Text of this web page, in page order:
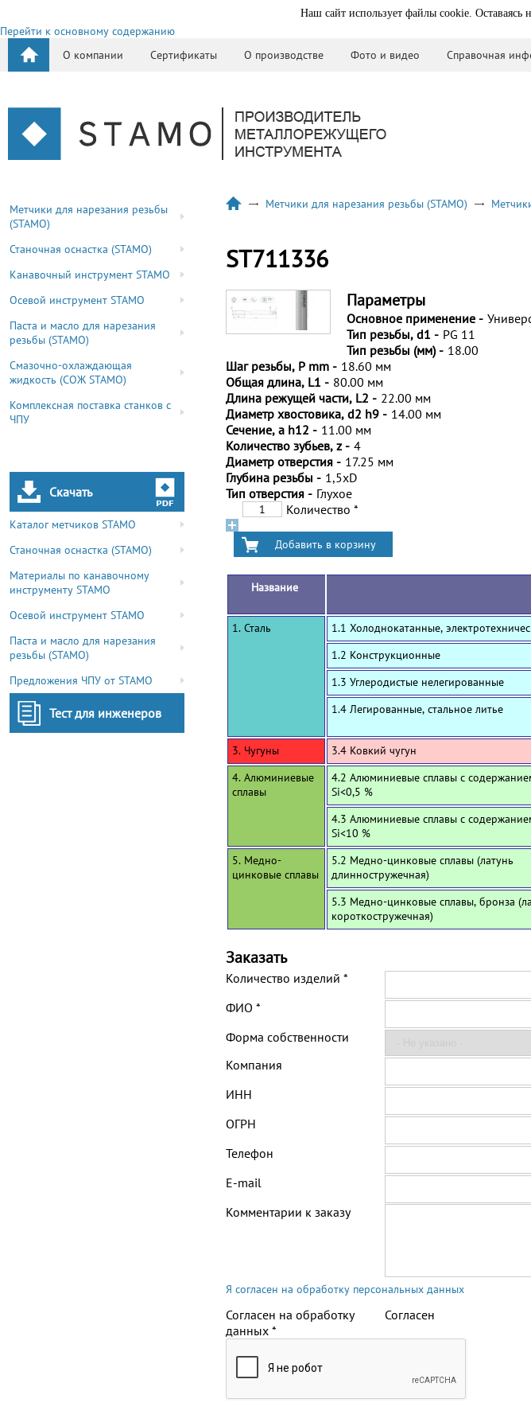
Наш сайт использует файлы cookie. Оставаясь
Перейти к основному содержанию
О компании
Сертификаты О производстве Фото и видео Справочная
Метчики для нарезания резьбы
(STAMO)
Станочная оснастка (STAMO)
Канавочный инструмент STAMO
Осевой инструмент STAMO
Паста и масло для нарезания
резьбы (STAMO)
Смазочно-охлаждающая
жидкость (СОЖ STAMO)
Комплексная поставка станков с
ЧПУ
Скачать
Каталог метчиков STAMO
Станочная оснастка (STAMO)
Материалы по канавочному
инструменту STAMO
Осевой инструмент STAMO
Паста и масло для нарезания
резьбы (STAMO)
Предложения ЧПУ от STAMO
Тест для инженеров
Метчики для нарезания резьбы (STAMO)
ST711336
Параметры
Основное применение -
Тип резьбы, d1 - PG 11
Тип резьбы (мм) - 18.00
Шаг резьбы, P mm - 18.60 мм
Общая длина, L1 - 80.00 мм
Длина режущей части, L2 - 22.00 мм
Диаметр хвостовика, d2 h9 - 14.00 мм
Сечение, a h12 - 11.00 мм
Количество зубьев, z - 4
Диаметр отверстия - 17.25 мм
Глубина резьбы - 1,5xD
Тип отверстия - Глухое
Количество *
Название
1. Сталь
1.1 Холоднокатанные,
1.2 Конструкционные
1.3 Углеродистые нелегированные
1.4 Легированные, стальное литье
3. Чугуны 3.4 Ковкий чугун
4. Алюминиевые
сплавы
4.2 Алюминиевые сплавы с
Si<0,5 %
4.3 Алюминиевые сплавы с
Si<10 %
5. Медно-
цинковые сплавы
5.2 Медно-цинковые сплавы (латунь
длинностружечная)
5.3 Медно-цинковые сплавы, бронза
короткостружечная)
Заказать
Количество изделий *
ФИО *
Форма собственности
Компания
ИНН
ОГРН
Телефон
E-mail
Комментарии к заказу
Я согласен на обработку персональных данных
Согласен на обработку
данных *
Согласен